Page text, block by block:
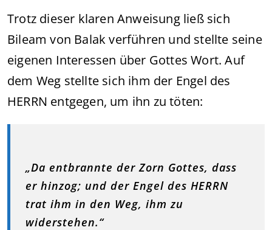
Trotz dieser klaren Anweisung ließ sich
Bileam von Balak verführen und stellte seine
eigenen Interessen über Gottes Wort. Auf
dem Weg stellte sich ihm der Engel des
HERRN entgegen, um ihn zu töten:
„Da entbrannte der Zorn Gottes, dass
er hinzog; und der Engel des HERRN
trat ihm in den Weg, ihm zu
widerstehen.“